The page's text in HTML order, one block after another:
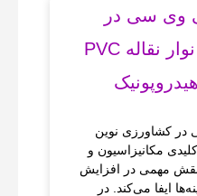
وی سی در
کشاورزی نوین | نوار نقاله PVC
در کشاورزی نوین
مکانیزاسیون و
نقش مهمی در افزایش
ایفا می‌کند. در